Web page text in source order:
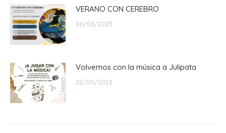
VERANO CON CEREBRO
06/06/2023
Volvemos con la música a Julipata
22/05/2023